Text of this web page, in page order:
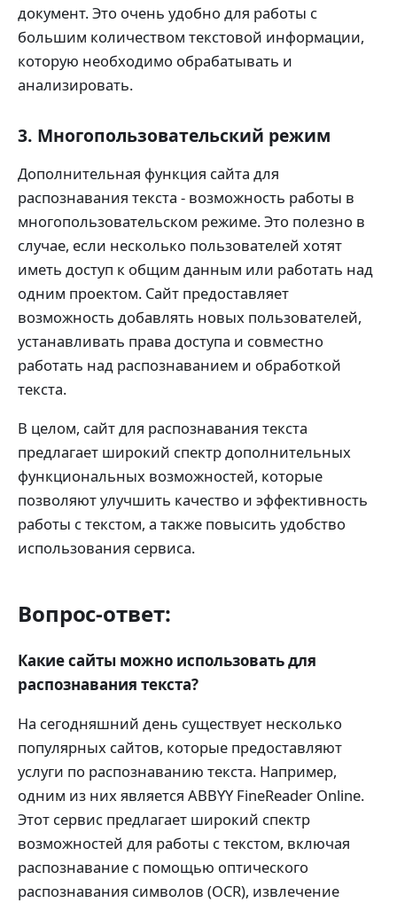
документ. Это очень удобно для работы с
большим количеством текстовой информации,
которую необходимо обрабатывать и
анализировать.
3. Многопользовательский режим
Дополнительная функция сайта для
распознавания текста - возможность работы в
многопользовательском режиме. Это полезно в
случае, если несколько пользователей хотят
иметь доступ к общим данным или работать над
одним проектом. Сайт предоставляет
возможность добавлять новых пользователей,
устанавливать права доступа и совместно
работать над распознаванием и обработкой
текста.
В целом, сайт для распознавания текста
предлагает широкий спектр дополнительных
функциональных возможностей, которые
позволяют улучшить качество и эффективность
работы с текстом, а также повысить удобство
использования сервиса.
Вопрос-ответ:
Какие сайты можно использовать для
распознавания текста?
На сегодняшний день существует несколько
популярных сайтов, которые предоставляют
услуги по распознаванию текста. Например,
одним из них является ABBYY FineReader Online.
Этот сервис предлагает широкий спектр
возможностей для работы с текстом, включая
распознавание с помощью оптического
распознавания символов (OCR), извлечение